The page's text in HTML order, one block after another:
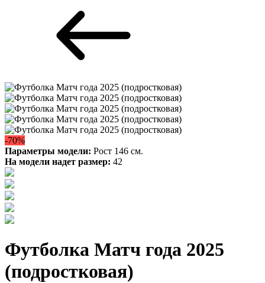
-70%
Параметры модели: Рост 146 см.
На модели надет размер: 42
Футболка Матч года 2025
(подростковая)